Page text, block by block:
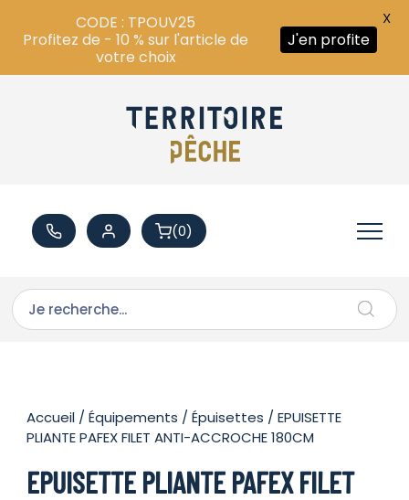
(0)
Accueil /Équipements /Épuisettes / EPUISETTE
PLIANTE PAFEX FILET ANTI-ACCROCHE 180CM
EPUISETTE PLIANTE PAFEX FILET
CODE : TPOUV25
Profitez de - 10 % sur l'article de
votre choix
J'en profite
X